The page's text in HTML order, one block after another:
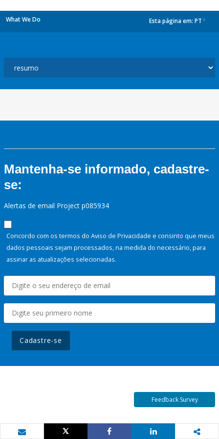
What We Do Esta página em: PT
Mantenha-se informado, cadastre-
se:
Alertas de email Project p085934
Concordo com os termos do Aviso de Privacidade e consinto que meus
dados pessoais sejam processados, na medida do necessário, para
assinar as atualizações selecionadas.
Cadastre-se
Feedback Survey